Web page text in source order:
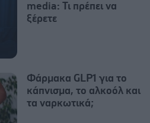
media: Τι πρέπει να
ξέρετε
Φάρμακα GLP1 για το
κάπνισμα, το αλκοόλ και
τα ναρκωτικά;